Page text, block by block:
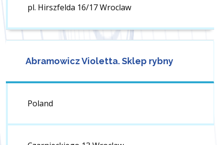
pl. Hirszfelda 16/17 Wroclaw
Abramowicz Violetta. Sklep rybny
Poland